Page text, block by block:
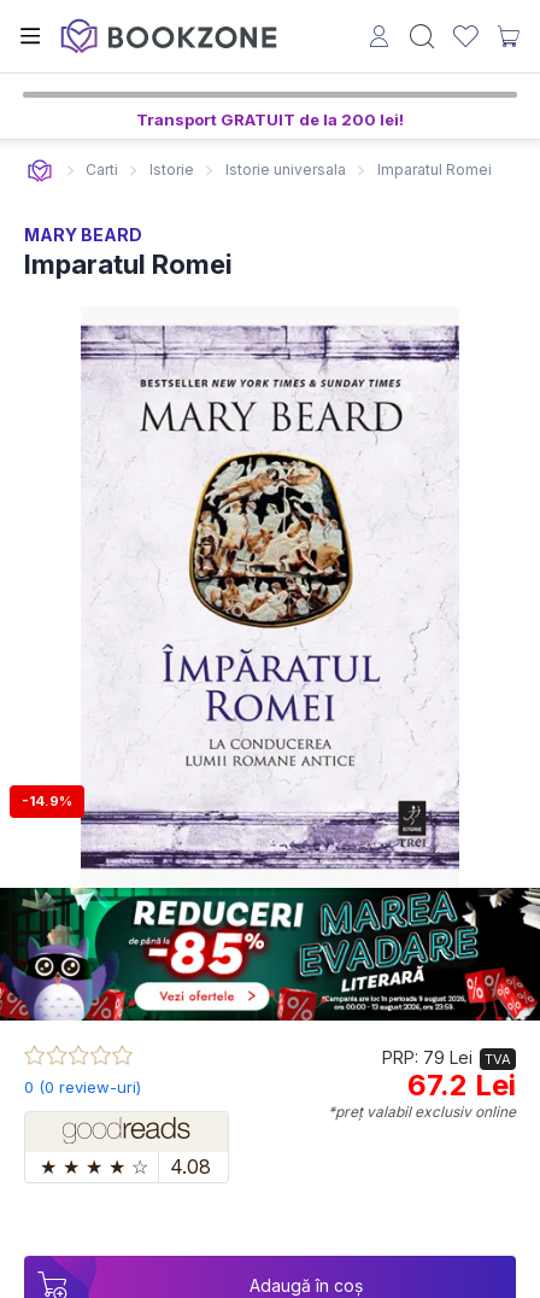
Transport GRATUIT de la 200 lei!
Carti Istorie Istorie universala Imparatul Romei
MARY BEARD
Imparatul Romei
-14.9%
0 (0 review-uri)
★ ★ ★ ★ ☆ 4.08
PRP: 79 Lei TVA
67.2 Lei
*preț valabil exclusiv online
Adaugă în coș